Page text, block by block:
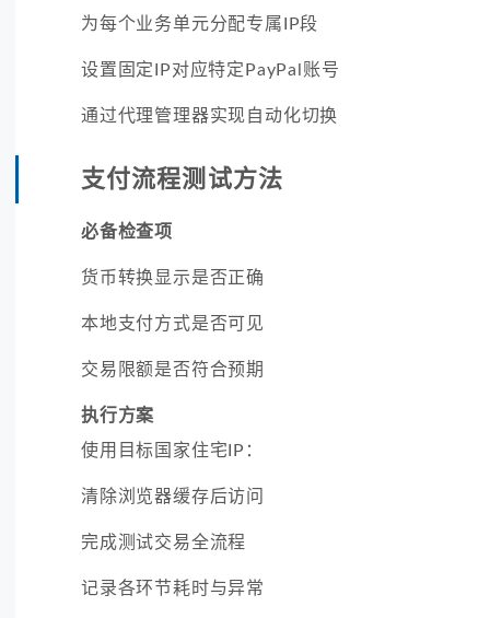
为每个业务单元分配专属IP段
设置固定IP对应特定PayPal账号
通过代理管理器实现自动化切换
支付流程测试方法
必备检查项
货币转换显示是否正确
本地支付方式是否可见
交易限额是否符合预期
执行方案
使用目标国家住宅IP：
清除浏览器缓存后访问
完成测试交易全流程
记录各环节耗时与异常